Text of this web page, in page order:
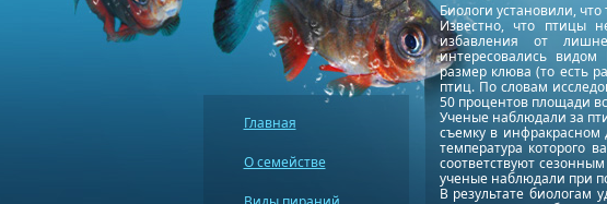
Биологи установили,
Известно, что птицы
избавления от
интересовались
размер клюва (то есть
птиц. По словам
50 процентов площади
Ученые наблюдали за
съемку в инфракрасном
температура которого
соответствуют
ученые наблюдали при
В результате биологам
Главная
О семействе